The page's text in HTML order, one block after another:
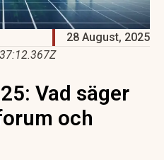
28 August, 2025
Vad säger
och